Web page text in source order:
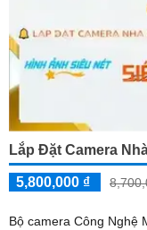
Lắp Đặt Camera
5,800,000 ₫
Bộ camera Công Nghệ